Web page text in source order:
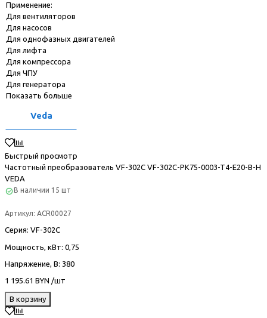
Применение:
Для вентиляторов
Для насосов
Для однофазных двигателей
Для лифта
Для компрессора
Для ЧПУ
Для генератора
Показать больше
Veda
Быстрый просмотр
Частотный преобразователь VF-302С VF-302C-PK75-0003-T4-E20-B-H
VEDA
В наличии 15 шт
Артикул: ACR00027
Серия: VF-302С
Мощность, кВт: 0,75
Напряжение, В: 380
1 195.61 BYN /шт
В корзину